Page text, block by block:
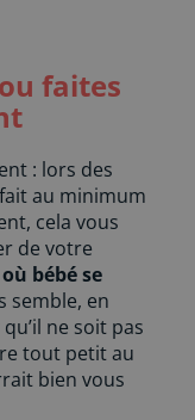
faites
: lors des
au minimum
cela vous
de votre
bébé se
semble, en
ne soit pas
tout petit au
bien vous